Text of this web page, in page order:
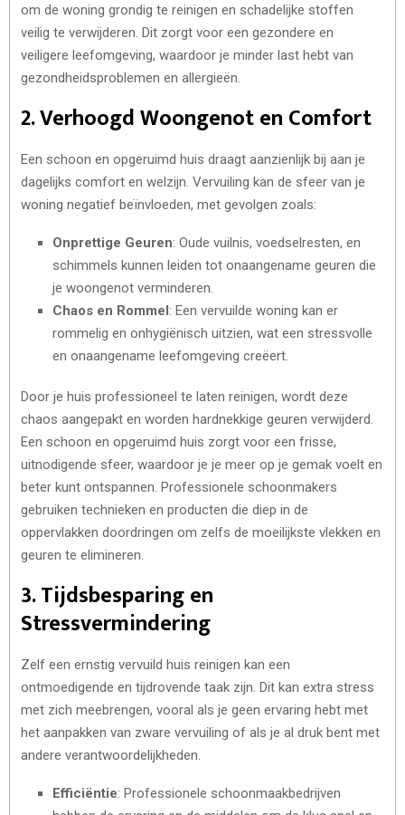
om de woning grondig te reinigen en schadelijke stoffen
veilig te verwijderen. Dit zorgt voor een gezondere en
veiligere leefomgeving, waardoor je minder last hebt van
gezondheidsproblemen en allergieën.
2.Verhoogd Woongenot en Comfort
Een schoon en opgeruimd huis draagt aanzienlijk bij aan je
dagelijks comfort en welzijn. Vervuiling kan de sfeer van je
woning negatief beïnvloeden, met gevolgen zoals:
Onprettige Geuren: Oude vuilnis, voedselresten, en
schimmels kunnen leiden tot onaangename geuren die
je woongenot verminderen.
Chaos en Rommel: Een vervuilde woning kan er
rommelig en onhygiënisch uitzien, wat een stressvolle
en onaangename leefomgeving creëert.
Door je huis professioneel te laten reinigen, wordt deze
chaos aangepakt en worden hardnekkige geuren verwijderd.
Een schoon en opgeruimd huis zorgt voor een frisse,
uitnodigende sfeer, waardoor je je meer op je gemak voelt en
beter kunt ontspannen. Professionele schoonmakers
gebruiken technieken en producten die diep in de
oppervlakken doordringen om zelfs de moeilijkste vlekken en
geuren te elimineren.
3.Tijdsbesparing en
Stressvermindering
Zelf een ernstig vervuild huis reinigen kan een
ontmoedigende en tijdrovende taak zijn. Dit kan extra stress
met zich meebrengen, vooral als je geen ervaring hebt met
het aanpakken van zware vervuiling of als je al druk bent met
andere verantwoordelijkheden.
Efficiëntie: Professionele schoonmaakbedrijven